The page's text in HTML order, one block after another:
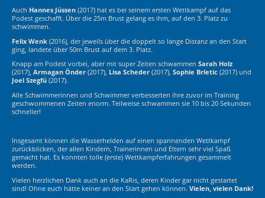
Auch Hannes Jüssen (2017) hat es bei seinem ersten Wettkampf auf das
Podest geschafft. Über die 25m Brust gelang es ihm, auf den 3. Platz zu
schwimmen.
Felix Wenk (2016), der jeweils über die doppelt so lange Distanz an den Start
ging, landete über 50m Brust auf dem 3. Platz.
Knapp am Podest vorbei, aber mit super Zeiten schwammen Sarah Holz
(2017), Armagan Önder (2017), Lisa Scheder (2017), Sophie Brletic (2017) und
Joel Szegfü (2017).
Alle Schwimmerinnen und Schwimmer verbesserten ihre zuvor im Training
geschwommenen Zeiten enorm. Teilweise schwammen sie 10 bis 20 Sekunden
schneller!
Insgesamt können die Wasserhelden auf einen spannenden Wettkampf
zurückblicken, der allen Kindern, Trainerinnen und Eltern sehr viel Spaß
gemacht hat. Es konnten tolle (erste) Wettkampferfahrungen gesammelt
werden.
Vielen herzlichen Dank auch an die KaRis, deren Kinder gar nicht gestartet
sind! Ohne euch hätte keiner an den Start gehen können. Vielen, vielen Dank!